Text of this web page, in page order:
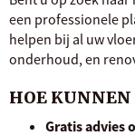
een professionele
helpen bij al uw
onderhoud, en
HOE KUNNEN
Gratis advies